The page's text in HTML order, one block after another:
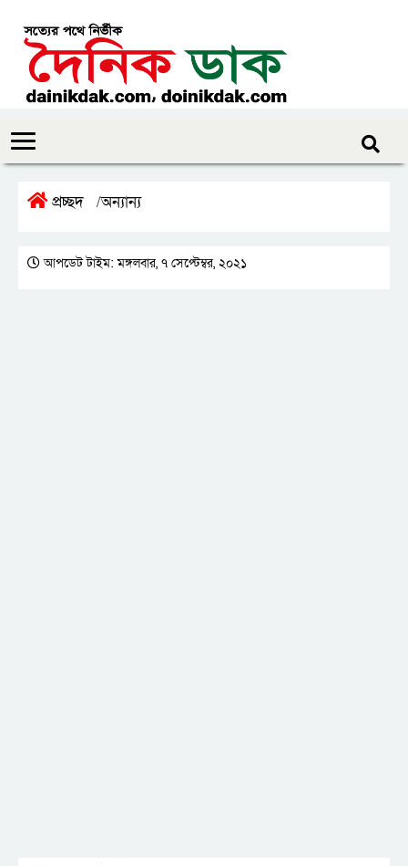
প্রচ্ছদ /অন্যান্য
আপডেট টাইম: মঙ্গলবার, ৭ সেপ্টেম্বর, ২০২১